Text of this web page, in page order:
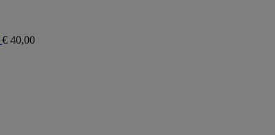
€ 40,00